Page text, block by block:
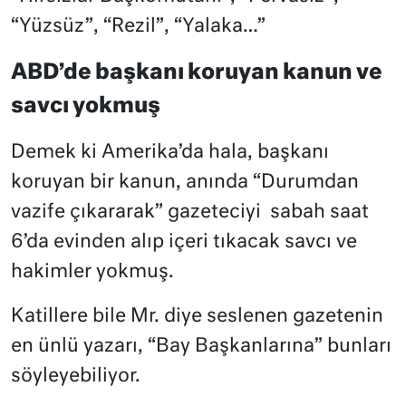
“Yüzsüz”, “Rezil”, “Yalaka…”
ABD’de başkanı koruyan kanun ve
savcı yokmuş
Demek ki Amerika’da hala, başkanı
koruyan bir kanun, anında “Durumdan
vazife çıkararak” gazeteciyi
sabah saat
6’da evinden alıp içeri tıkacak savcı ve
hakimler yokmuş.
Katillere bile Mr. diye seslenen gazetenin
en ünlü yazarı, “Bay Başkanlarına” bunları
söyleyebiliyor.